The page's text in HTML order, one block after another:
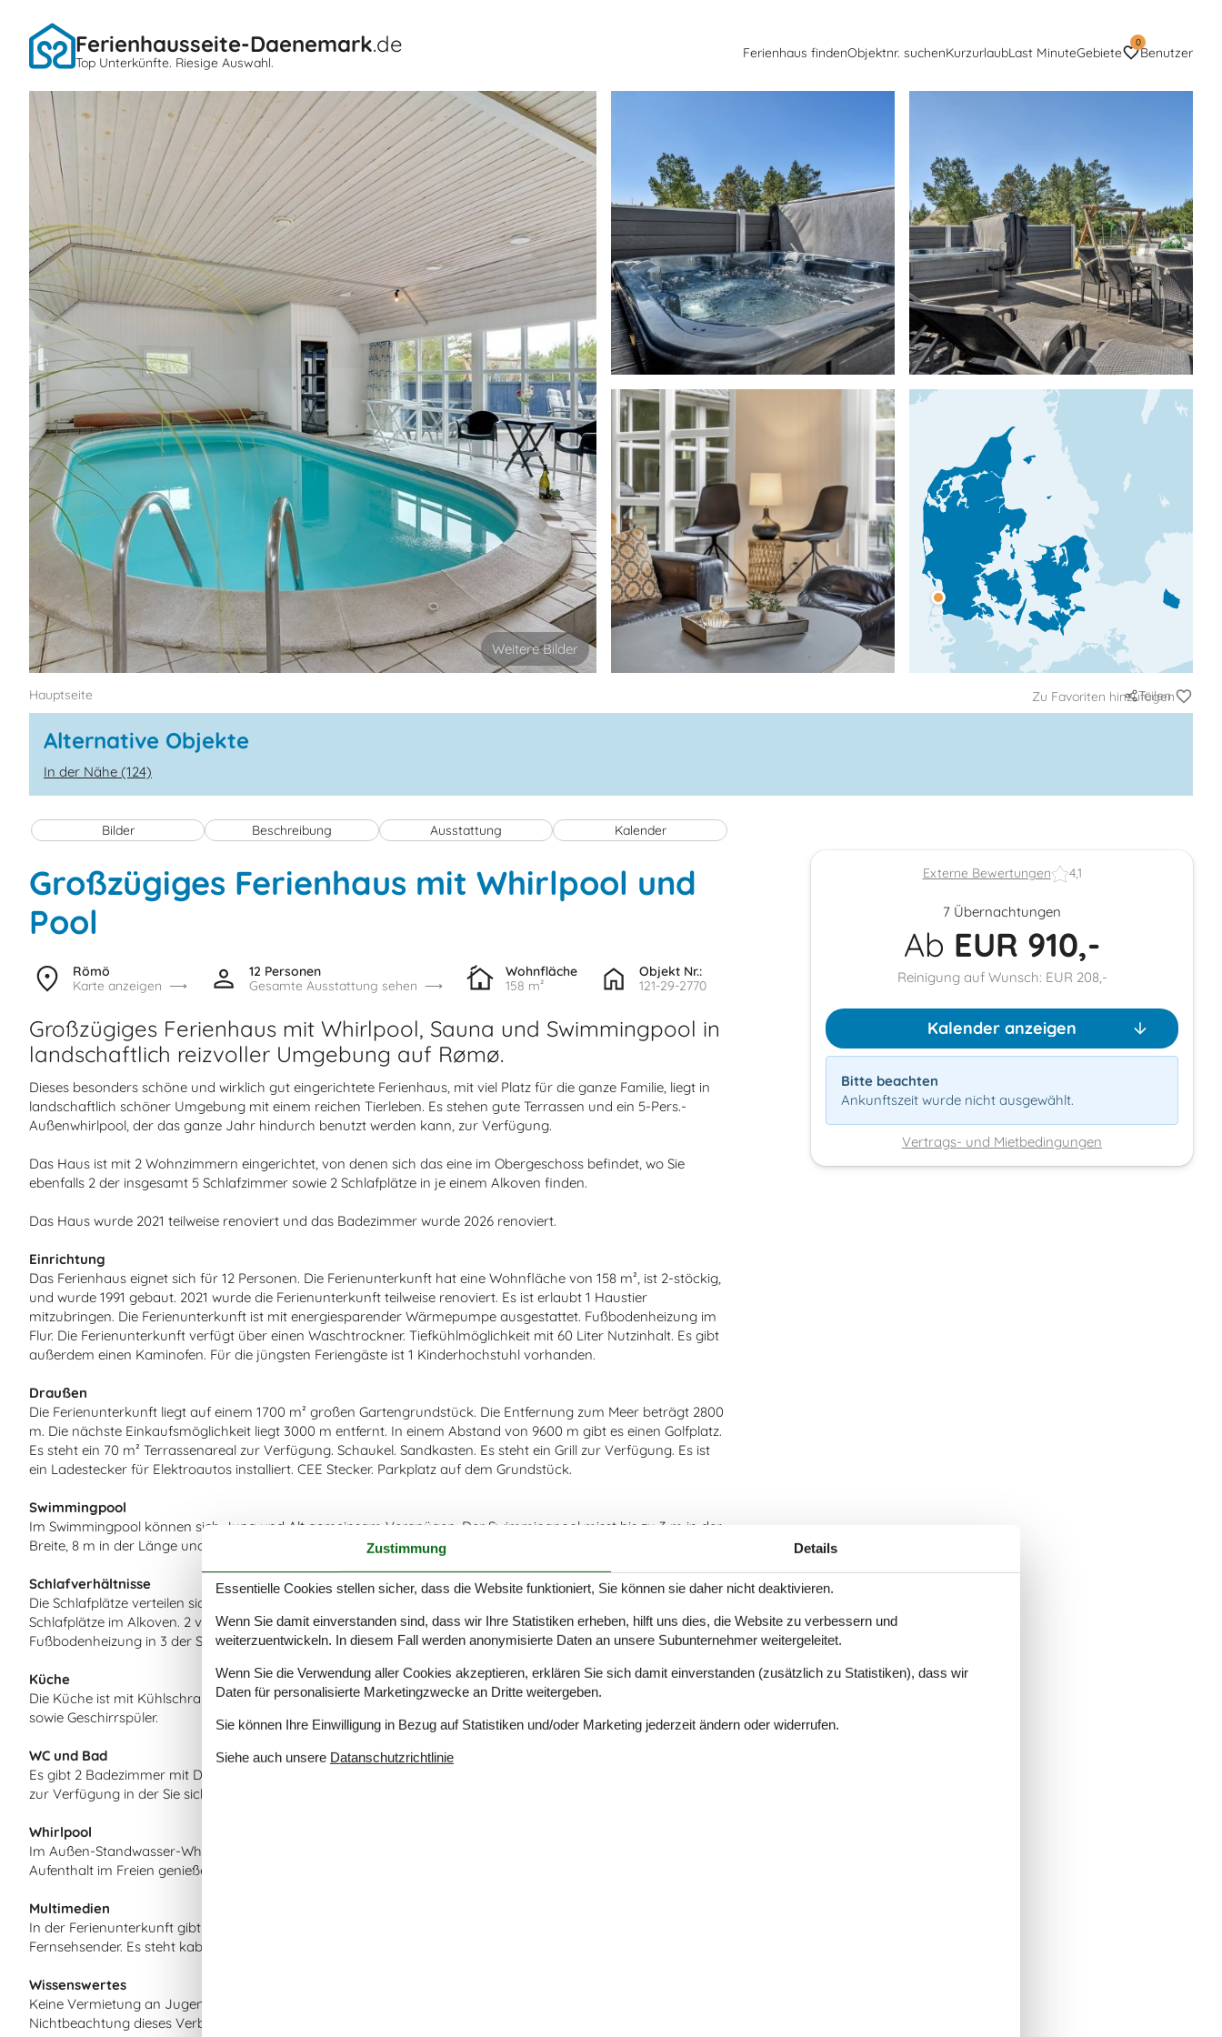
Ferienhausseite-Daenemark.de
Top Unterkünfte. Riesige Auswahl.
Ferienhaus findenObjektnr. suchenKurzurlaubLast MinuteGebiete
0
Benutzer
Hauptseite Zu Favoriten hinzufügen
Teilen
Alternative Objekte
In der Nähe (124)
Bilder Beschreibung Ausstattung Kalender
Großzügiges Ferienhaus mit Whirlpool und
Pool
Römö
Karte anzeigen
12 Personen
Gesamte Ausstattung sehen
Wohnfläche
158 m²
Objekt Nr.:
121-29-2770
Großzügiges Ferienhaus mit Whirlpool, Sauna und Swimmingpool in
landschaftlich reizvoller Umgebung auf Rømø.
Dieses besonders schöne und wirklich gut eingerichtete Ferienhaus, mit viel Platz für die ganze Familie, liegt in
landschaftlich schöner Umgebung mit einem reichen Tierleben. Es stehen gute Terrassen und ein 5-Pers.-
Außenwhirlpool, der das ganze Jahr hindurch benutzt werden kann, zur Verfügung.
Das Haus ist mit 2 Wohnzimmern eingerichtet, von denen sich das eine im Obergeschoss befindet, wo Sie
ebenfalls 2 der insgesamt 5 Schlafzimmer sowie 2 Schlafplätze in je einem Alkoven finden.
Das Haus wurde 2021 teilweise renoviert und das Badezimmer wurde 2026 renoviert.
Einrichtung
Das Ferienhaus eignet sich für 12 Personen. Die Ferienunterkunft hat eine Wohnfläche von 158 m², ist 2-stöckig,
und wurde 1991 gebaut. 2021 wurde die Ferienunterkunft teilweise renoviert. Es ist erlaubt 1 Haustier
mitzubringen. Die Ferienunterkunft ist mit energiesparender Wärmepumpe ausgestattet. Fußbodenheizung im
Flur. Die Ferienunterkunft verfügt über einen Waschtrockner. Tiefkühlmöglichkeit mit 60 Liter Nutzinhalt. Es gibt
außerdem einen Kaminofen. Für die jüngsten Feriengäste ist 1 Kinderhochstuhl vorhanden.
Draußen
Die Ferienunterkunft liegt auf einem 1700 m² großen Gartengrundstück. Die Entfernung zum Meer beträgt 2800
m. Die nächste Einkaufsmöglichkeit liegt 3000 m entfernt. In einem Abstand von 9600 m gibt es einen Golfplatz.
Es steht ein 70 m² Terrassenareal zur Verfügung. Schaukel. Sandkasten. Es steht ein Grill zur Verfügung. Es ist
ein Ladestecker für Elektroautos installiert. CEE Stecker. Parkplatz auf dem Grundstück.
Swimmingpool
Im Swimmingpool können sich Jung und Alt gemeinsam Vergnügen. Der Swimmingpool misst bis zu 3 m in der
Breite, 8 m in der Länge und bis zu 1,5 m in der Tiefe. Die Wassertemperatur liegt zwischen 24 und 28° C.
Schlafverhältnisse
Die Schlafplätze verteilen sich auf 5 Schlafräume. 8 Schlafplätze in Doppelbetten. 2 Schlafplätze in Einzelbetten.2
Schlafplätze im Alkoven. 2 von diesen Schlafplätzen befinden sich im Wohnzimmer im Obergeschoss.
Fußbodenheizung in 3 der Schlafzimmer.
Küche
Die Küche ist mit Kühlschrank ausgestattet. Außerdem gibt es 4 Keramik-Kochfelder, Umluftofen, Mikrowelle
sowie Geschirrspüler.
WC und Bad
Es gibt 2 Badezimmer mit Duschnische und 2 Toiletten. Fußbodenheizung in 1 Badezimmer. Es steht eine Sauna
zur Verfügung in der Sie sich so richtig entspannen können.
Whirlpool
Im Außen-Standwasser-Whirlpool für 5 Personen können Sie sowohl die Unterwassermassage als auch den
Aufenthalt im Freien genießen.
Multimedien
In der Ferienunterkunft gibt es einen Fernseher. Mindestens 4 dänische Fernsehsender. Mindestens 4 deutsche
Fernsehsender. Es steht kabellose Internetverbindung zur Verfügung.
Wissenswertes
Keine Vermietung an Jugendgruppen, in denen alle 15-25 Jahre sind. Rauchen ist nicht zugelassen. Bei
Nichtbeachtung dieses Verbots wird eine Gebühr von mindestens EUR 420,- erhoben.
Externe Bewertungen 4,1
7 Übernachtungen
Ab EUR 910,-
Reinigung auf Wunsch: EUR 208,-
Kalender anzeigen
Bitte beachten
Ankunftszeit wurde nicht ausgewählt.
Vertrags- und Mietbedingungen
Zustimmung Details
Essentielle Cookies stellen sicher, dass die Website funktioniert, Sie können sie daher nicht deaktivieren.
Wenn Sie damit einverstanden sind, dass wir Ihre Statistiken erheben, hilft uns dies, die Website zu verbessern und
weiterzuentwickeln. In diesem Fall werden anonymisierte Daten an unsere Subunternehmer weitergeleitet.
Wenn Sie die Verwendung aller Cookies akzeptieren, erklären Sie sich damit einverstanden (zusätzlich zu Statistiken), dass wir
Daten für personalisierte Marketingzwecke an Dritte weitergeben.
Sie können Ihre Einwilligung in Bezug auf Statistiken und/oder Marketing jederzeit ändern oder widerrufen.
Siehe auch unsere Datanschutzrichtlinie